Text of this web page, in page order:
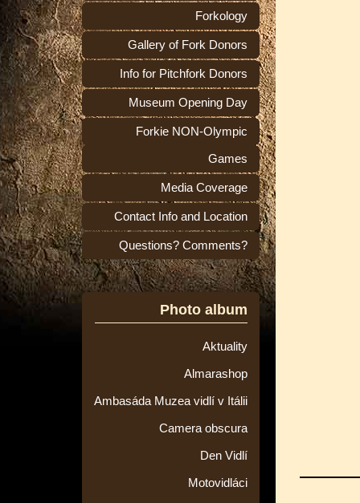
Forkology
Gallery of Fork Donors
Info for Pitchfork Donors
Museum Opening Day
Forkie NON-Olympic
Games
Media Coverage
Contact Info and Location
Questions? Comments?
Photo album
Aktuality
Almarashop
Ambasáda Muzea vidlí v Itálii
Camera obscura
Den Vidlí
Motovidláci